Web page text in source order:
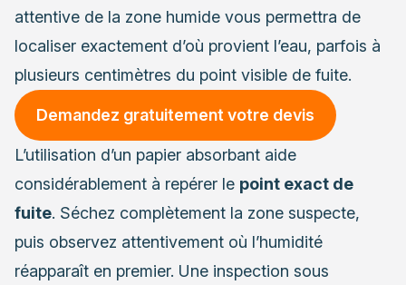
attentive de la zone humide vous permettra de
localiser exactement d’où provient l’eau, parfois à
plusieurs centimètres du point visible de fuite.
Demandez gratuitement votre devis
L’utilisation d’un papier absorbant aide
considérablement à repérer le point exact de
fuite. Séchez complètement la zone suspecte,
puis observez attentivement où l’humidité
réapparaît en premier. Une inspection sous